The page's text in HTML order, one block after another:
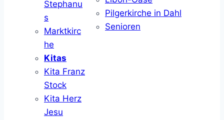
Stephanu
s
Marktkirc
he
Kitas
Kita Franz
Stock
Kita Herz
Jesu
Pilgerkirche in Dahl
Senioren